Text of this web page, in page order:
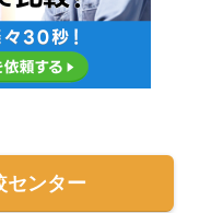
センター